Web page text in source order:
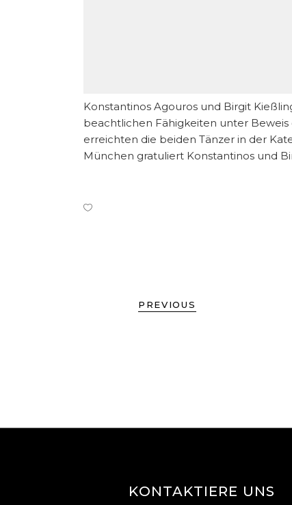
Konstantinos Agouros und Birgit
beachtlichen Fähigkeiten unter
erreichten die beiden Tänzer in der
München gratuliert Konstantinos und
PREVIOUS
KONTAKTIERE UNS